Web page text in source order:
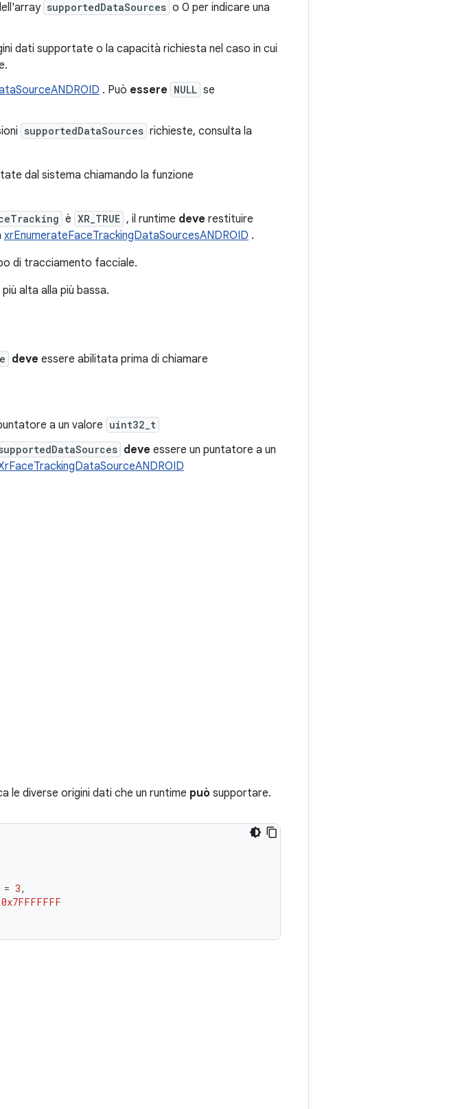
supportedDataSources o 0 per indicare una
dati supportate o la capacità richiesta nel caso in cui
. Può essere NULL se
supportedDataSources richieste, consulta la
dal sistema chiamando la funzione
è XR_TRUE , il runtime deve restituire
xrEnumerateFaceTrackingDataSourcesANDROID .
di tracciamento facciale.
alta alla più bassa.
deve essere abilitata prima di chiamare
a un valore uint32_t
deve essere un puntatore a un
le diverse origini dati che un runtime può supportare.
= 3,
0x7FFFFFFF